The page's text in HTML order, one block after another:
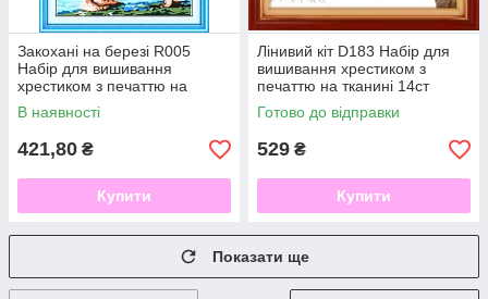
Закохані на березі R005
Набір для вишивання
хрестиком з печаттю на
тканині 14ст
В наявності
421,80 ₴
Купити
Лінивий кіт D183 Набір для
вишивання хрестиком з
печаттю на тканині 14ст
Готово до відправки
529 ₴
Купити
Показати ще